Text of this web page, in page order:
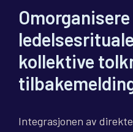
Omorganisere
kollektive
Integrasjonen av